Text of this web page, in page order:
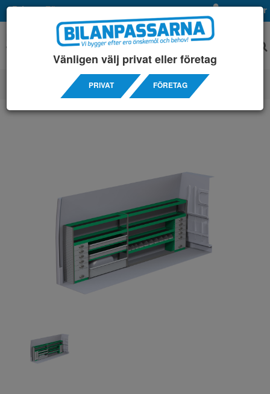
Privat Företag Mina sidor
SERVICEINREDNINGAR/ CITROÊN / JUMPER L4H2
Vänligen välj privat eller företag
PRIVAT FÖRETAG